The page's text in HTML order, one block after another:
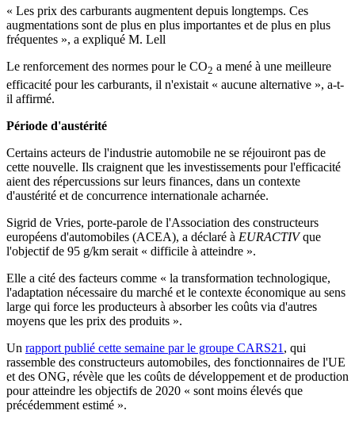
« Les prix des carburants augmentent depuis longtemps. Ces
augmentations sont de plus en plus importantes et de plus en plus
fréquentes », a expliqué M. Lell
Le renforcement des normes pour le CO2 a mené à une meilleure
efficacité pour les carburants, il n'existait « aucune alternative », a-t-
il affirmé.
Période d'austérité
Certains acteurs de l'industrie automobile ne se réjouiront pas de
cette nouvelle. Ils craignent que les investissements pour l'efficacité
aient des répercussions sur leurs finances, dans un contexte
d'austérité et de concurrence internationale acharnée.
Sigrid de Vries, porte-parole de l'Association des constructeurs
européens d'automobiles (ACEA), a déclaré à EURACTIVque
l'objectif de 95 g/km serait « difficile à atteindre ».
Elle a cité des facteurs comme « la transformation technologique,
l'adaptation nécessaire du marché et le contexte économique au sens
large qui force les producteurs à absorber les coûts via d'autres
moyens que les prix des produits ».
Un rapport publié cette semaine par le groupe CARS21 , qui
rassemble des constructeurs automobiles, des fonctionnaires de l'UE
et des ONG, révèle que les coûts de développement et de production
pour atteindre les objectifs de 2020 « sont moins élevés que
précédemment estimé ».